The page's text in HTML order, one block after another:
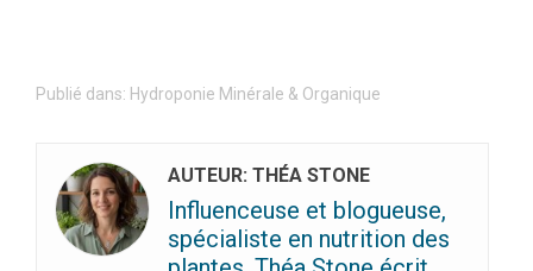
Publié dans: Hydroponie Minérale & Organique
AUTEUR: THÉA STONE
Influenceuse et blogueuse,
spécialiste en nutrition des